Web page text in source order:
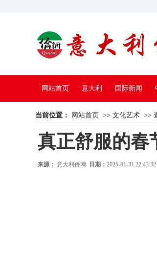
网站首页 意大利 国际新闻
中国电视
当前位置： 网站首页 >> 文化艺术 >>
真正舒服的春
来源： 意大利侨网 日期： 2025-01-31 22:43:32